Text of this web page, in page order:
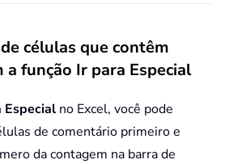
células que contêm
função Ir para Especial
Especial no Excel, você pode
de comentário primeiro e
da contagem na barra de